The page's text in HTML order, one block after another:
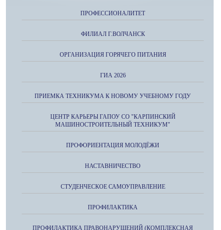
ПРОФЕССИОНАЛИТЕТ
ФИЛИАЛ Г.ВОЛЧАНСК
ОРГАНИЗАЦИЯ ГОРЯЧЕГО ПИТАНИЯ
ГИА 2026
ПРИЕМКА ТЕХНИКУМА К НОВОМУ УЧЕБНОМУ ГОДУ
ЦЕНТР КАРЬЕРЫ ГАПОУ СО "КАРПИНСКИЙ
МАШИНОСТРОИТЕЛЬНЫЙ ТЕХНИКУМ"
ПРОФОРИЕНТАЦИЯ МОЛОДЁЖИ
НАСТАВНИЧЕСТВО
СТУДЕНЧЕСКОЕ САМОУПРАВЛЕНИЕ
ПРОФИЛАКТИКА
ПРОФИЛАКТИКА ПРАВОНАРУШЕНИЙ (КОМПЛЕКСНАЯ